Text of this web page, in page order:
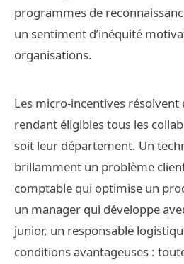
programmes de
un sentiment d’inéquité
organisations.
Les micro-incentives résolvent
rendant éligibles tous les
soit leur département. Un
brillamment un problème
comptable qui optimise un
un manager qui développe
junior, un responsable
conditions avantageuses :